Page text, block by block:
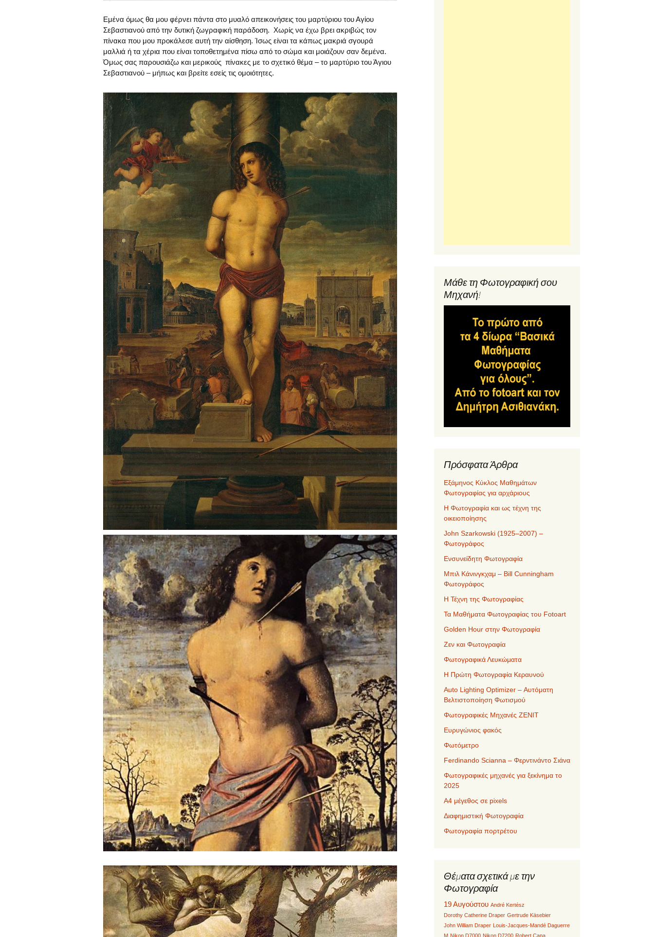
Εμένα όμως θα μου φέρνει πάντα στο μυαλό απεικονήσεις του μαρτύριου του Αγίου
Σεβαστιανού από την δυτική ζωγραφική παράδοση. Χωρίς να έχω βρει ακριβώς τον
πίνακα που μου προκάλεσε αυτή την αίσθηση. Ίσως είναι τα κάπως μακριά σγουρά
μαλλιά ή τα χέρια που είναι τοποθετημένα πίσω από το σώμα και μοιάζουν σαν δεμένα.
Όμως σας παρουσιάζω και μερικούς πίνακες με το σχετικό θέμα – το μαρτύριο του Άγιου
Σεβαστιανού – μήπως και βρείτε εσείς τις ομοιότητες.
Μάθε τη Φωτογραφική σου
Μηχανή!
Πρόσφατα Άρθρα
Εξάμηνος Κύκλος Μαθημάτων
Φωτογραφίας για αρχάριους
Η Φωτογραφία και ως τέχνη της
οικειοποίησης
John Szarkowski (1925–2007) –
Φωτογράφος
Ενσυνείδητη Φωτογραφία
Μπιλ Κάνινγκχαμ – Bill Cunningham
Φωτογράφος
Η Τέχνη της Φωτογραφίας
Τα Μαθήματα Φωτογραφίας του Fotoart
Golden Hour στην Φωτογραφία
Ζεν και Φωτογραφία
Φωτογραφικά Λευκώματα
Η Πρώτη Φωτογραφία Κεραυνού
Auto Lighting Optimizer – Αυτόματη
Βελτιστοποίηση Φωτισμού
Φωτογραφικές Μηχανές ZENIT
Ευρυγώνιος φακός
Φωτόμετρο
Ferdinando Scianna – Φερντινάντο Σιάνα
Φωτογραφικές μηχανές για ξεκίνημα το
2025
Α4 μέγεθος σε pixels
Διαφημιστική Φωτογραφία
Φωτογραφία πορτρέτου
Θέματα σχετικά με την
Φωτογραφία
19 Αυγούστου André Kertész
Dorothy Catherine Draper Gertrude Käsebier
John William Draper Louis-Jacques-Mandé Daguerre
M Nikon D7000 Nikon D7200 Robert Capa